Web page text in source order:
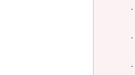
．
．
．